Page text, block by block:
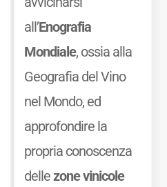
all’Enografia
Mondiale, ossia alla
Geografia del Vino
nel Mondo, ed
approfondire la
propria conoscenza
dellezone vinicole